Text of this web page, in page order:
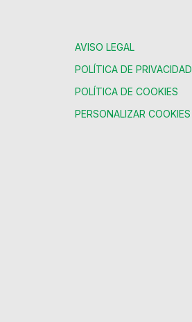
AVISO LEGAL
POLÍTICA DE PRIVACIDAD
POLÍTICA DE COOKIES
PERSONALIZAR COOKIES